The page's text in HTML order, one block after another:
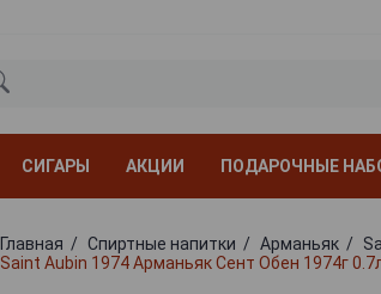
СИГАРЫ АКЦИИ ПОДАРОЧНЫЕ
Главная Спиртные напитки Арманьяк
Saint Aubin 1974 Арманьяк Сент Обен 1974г